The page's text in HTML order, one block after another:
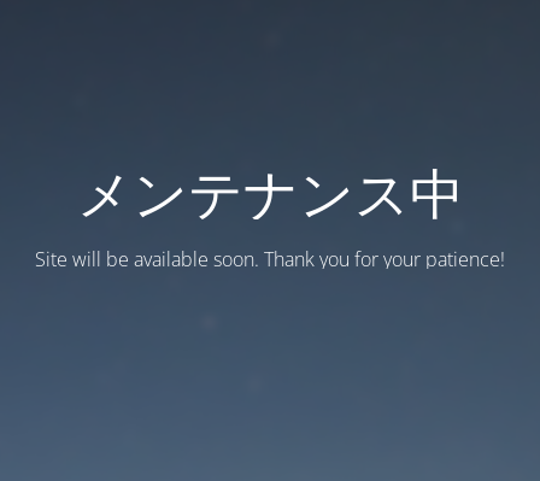
メンテナンス中
Site will be available soon. Thank you for your patience!